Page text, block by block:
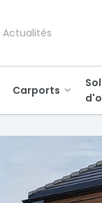
Actualités
Carports